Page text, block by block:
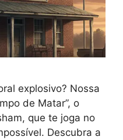
explosivo? Nossa
de Matar”, o
que te joga no
Descubra a